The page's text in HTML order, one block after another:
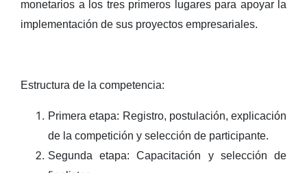
monetarios a los tres primeros lugares para apoyar la
implementación de sus proyectos empresariales.
Estructura de la competencia:
Primera etapa: Registro, postulación, explicación
de la competición y selección de participante.
Segunda etapa: Capacitación y selección de